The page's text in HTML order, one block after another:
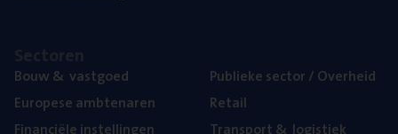
Bouw& vastgoed
Euro­pe­se ambtenaren
Finan­ci­ë­le instellingen
Publie­ke sec­tor / Overheid
Retail
Trans­port& logistiek